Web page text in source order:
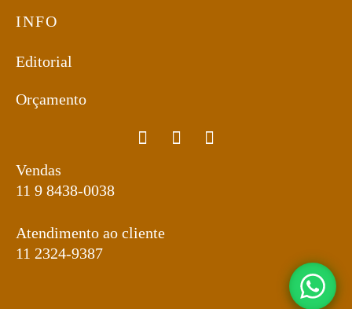
INFO
Editorial
Orçamento
Vendas
11 9 8438-0038
Atendimento ao cliente
11 2324-9387